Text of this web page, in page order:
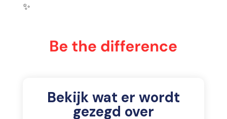
✨
Bekijk wat er wordt
gezegd over